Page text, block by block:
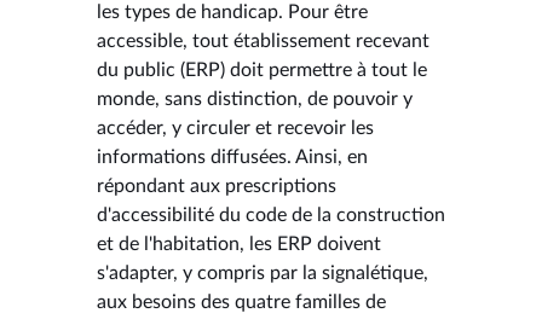
les types de handicap. Pour être
accessible, tout établissement recevant
du public (ERP) doit permettre à tout le
monde, sans distinction, de pouvoir y
accéder, y circuler et recevoir les
informations diffusées. Ainsi, en
répondant aux prescriptions
d'accessibilité du code de la construction
et de l'habitation, les ERP doivent
s'adapter, y compris par la signalétique,
aux besoins des quatre familles de